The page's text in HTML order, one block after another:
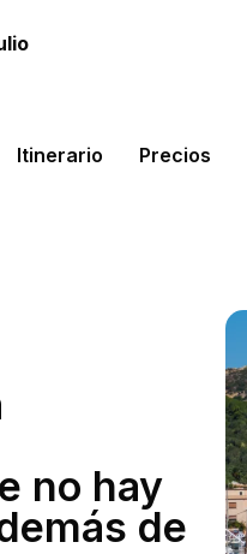
Itinerario Precios
no hay
de